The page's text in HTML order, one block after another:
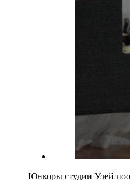
Юнкоры студии Улей